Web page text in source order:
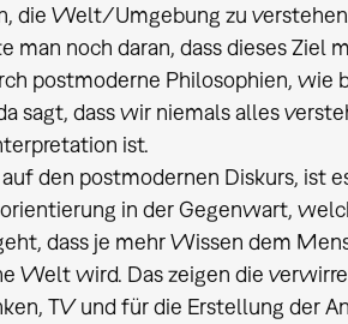
die Welt/Umgebung zu
man noch daran, dass dieses Ziel
postmoderne Philosophien, wie
sagt, dass wir niemals alles
ist.
den postmodernen Diskurs, ist
in der Gegenwart,
dass je mehr Wissen dem
Welt wird. Das zeigen die
TV und für die Erstellung der